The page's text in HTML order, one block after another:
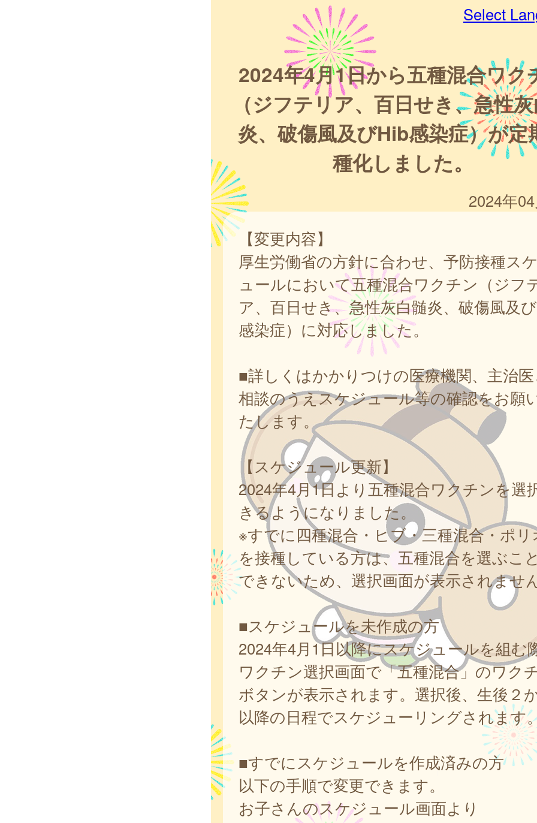
Select
2024年4月1日から五種混合ワク
（ジフテリア、百日せき、急性
炎、破傷風及びHib感染症）が定
種化しました。
2024年
【変更内容】
厚生労働省の方針に合わせ、予防接種ス
ュールにおいて五種混合ワクチン（ジフ
ア、百日せき、急性灰白髄炎、破傷風及
感染症）に対応しました。
■詳しくはかかりつけの医療機関、主治
相談のうえスケジュール等の確認をお願
たします。
【スケジュール更新】
2024年4月1日より五種混合ワクチンを選
きるようになりました。
※すでに四種混合・ヒブ・三種混合・ポリ
を接種している方は、五種混合を選ぶこ
できないため、選択画面が表示されませ
■スケジュールを未作成の方
2024年4月1日以降にスケジュールを組む
ワクチン選択画面で「五種混合」のワク
ボタンが表示されます。選択後、生後２
以降の日程でスケジューリングされます
■すでにスケジュールを作成済みの方
以下の手順で変更できます。
お子さんのスケジュール画面より